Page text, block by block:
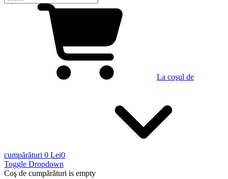
La coşul de
cumpărături 0 Lei0
Toggle Dropdown
Coş de cumpărături is empty